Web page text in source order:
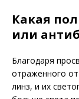
Какая
или
­Благодаря
отраженного
линз, и их